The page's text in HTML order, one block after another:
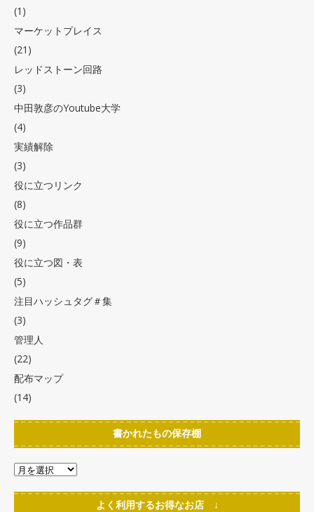
(1)
マーケットプレイス
(21)
レッドストーン回路
(3)
中田敦彦のYoutube大学
(4)
実績解除
(3)
役に立つリンク
(8)
役に立つ作品群
(9)
役に立つ図・表
(5)
注目ハッシュタグ＃集
(3)
管理人
(22)
配布マップ
(14)
書かれたもの保存棚
よく利用するお得なお店 ↓